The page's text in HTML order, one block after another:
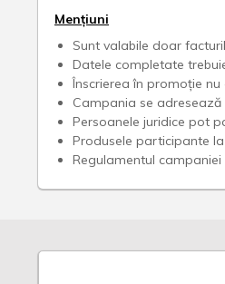
Mențiuni
Sunt valabile doar
Datele completate
Înscrierea în promoție
Campania se
Persoanele juridice pot
Produsele participante
Regulamentul